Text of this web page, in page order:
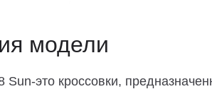
модели
Sun-это кроссовки,